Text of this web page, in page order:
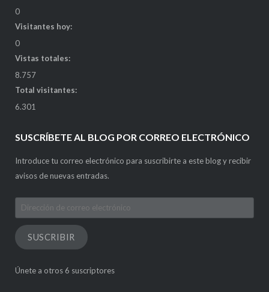
0
Visitantes hoy:
0
Vistas totales:
8.757
Total visitantes:
6.301
SUSCRÍBETE AL BLOG POR CORREO ELECTRÓNICO
Introduce tu correo electrónico para suscribirte a este blog y recibir
avisos de nuevas entradas.
Dirección
de
correo
electrónico
SUSCRIBIR
Únete a otros 6 suscriptores